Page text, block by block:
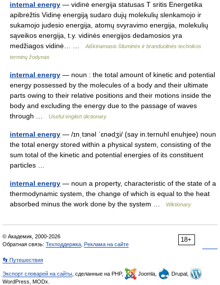
internal energy — vidinė energija statusas T sritis Energetika
apibrėžtis Vidinę energiją sudaro dujų molekulių slenkamojo ir
sukamojo judesio energija, atomų svyravimo energija, molekulių
sąveikos energija, t.y. vidinės energijos dedamosios yra
medžiagos vidinė… …
Aiškinamasis šiluminės ir branduolinės technikos
terminų žodynas
internal energy — noun : the total amount of kinetic and potential
energy possessed by the molecules of a body and their ultimate
parts owing to their relative positions and their motions inside the
body and excluding the energy due to the passage of waves
through …
Useful english dictionary
internal energy — /ɪnˌtɜnəl ˈɛnədʒi/ (say in.ternuhl enuhjee) noun
the total energy stored within a physical system, consisting of the
sum total of the kinetic and potential energies of its constituent
particles …
internal energy — noun a property, characteristic of the state of a
thermodynamic system, the change of which is equal to the heat
absorbed minus the work done by the system …
Wiktionary
18+
© Академик, 2000-2026
Обратная связь: Техподдержка Реклама на сайте
👣 Путешествия
Экспорт словарей на сайты , сделанные на PHP, Joomla,
Drupal,
WordPress, MODx.